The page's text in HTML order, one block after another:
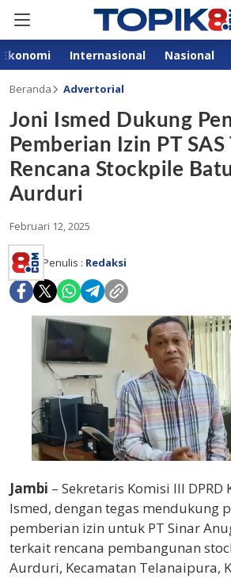
Ekonomi Internasional Nasional
Beranda Advertorial
Joni Ismed Dukung
Pemberian Izin PT
Rencana Stockpile
Aurduri
Februari 12, 2025
Penulis : Redaksi
Jambi – Sekretaris Komisi III DPRD
Ismed, dengan tegas mendukung
pemberian izin untuk PT Sinar
terkait rencana pembangunan
Aurduri, Kecamatan Telanaipura,